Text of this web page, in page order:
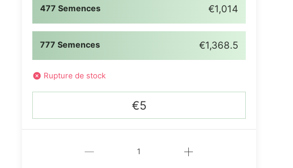
477 Semences €1,014
777 Semences €1,368.5
Rupture de stock
€5